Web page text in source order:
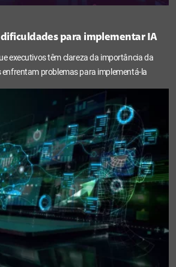
para implementar IA
executivos têm clareza da importância da
enfrentam problemas para implementá-la